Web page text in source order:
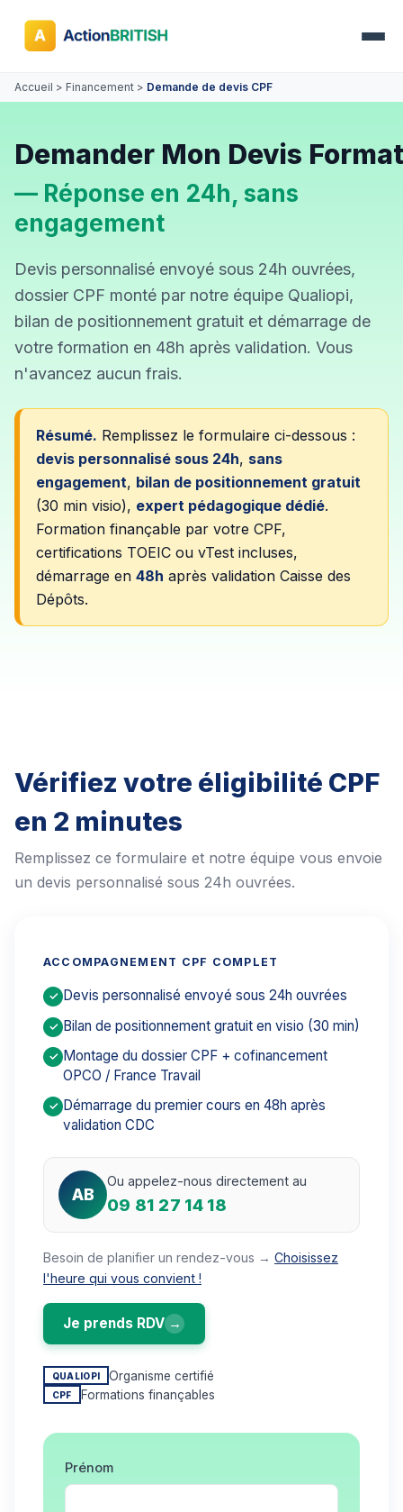
Accueil > Financement > Demande de devis CPF
Demander Mon Devis
— Réponse en 24h, sans
engagement
Devis personnalisé envoyé sous 24h ouvrées,
dossier CPF monté par notre équipe Qualiopi,
bilan de positionnement gratuit et démarrage de
votre formation en 48h après validation. Vous
n'avancez aucun frais.
Résumé. Remplissez le formulaire ci-dessous :
devis personnalisé sous 24h, sans
engagement, bilan de positionnement gratuit
(30 min visio), expert pédagogique dédié.
Formation finançable par votre CPF,
certifications TOEIC ou vTest incluses,
démarrage en 48h après validation Caisse des
Dépôts.
Vérifiez votre éligibilité CPF
en 2 minutes
Remplissez ce formulaire et notre équipe vous envoie
un devis personnalisé sous 24h ouvrées.
ACCOMPAGNEMENT CPF COMPLET
✓ Devis personnalisé envoyé sous 24h ouvrées
✓ Bilan de positionnement gratuit en visio (30 min)
✓ Montage du dossier CPF + cofinancement
OPCO / France Travail
✓ Démarrage du premier cours en 48h après
validation CDC
AB
Ou appelez-nous directement au
09 81 27 14 18
Besoin de planifier un rendez-vous → Choisissez
l'heure qui vous convient !
Je prends RDV →
QUALIOPI Organisme certifié
CPF Formations finançables
Prénom